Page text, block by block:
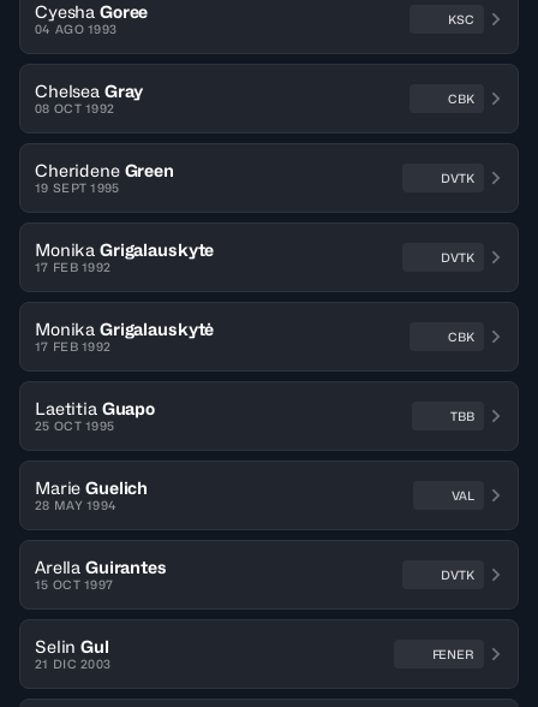
Cyesha Goree
04 AGO 1993
KSC
Chelsea Gray
08 OCT 1992
CBK
Cheridene Green
19 SEPT 1995
DVTK
Monika Grigalauskyte
17 FEB 1992
DVTK
Monika Grigalauskytė
17 FEB 1992
CBK
Laetitia Guapo
25 OCT 1995
TBB
Marie Guelich
28 MAY 1994
VAL
Arella Guirantes
15 OCT 1997
DVTK
Selin Gul
21 DIC 2003
FENER